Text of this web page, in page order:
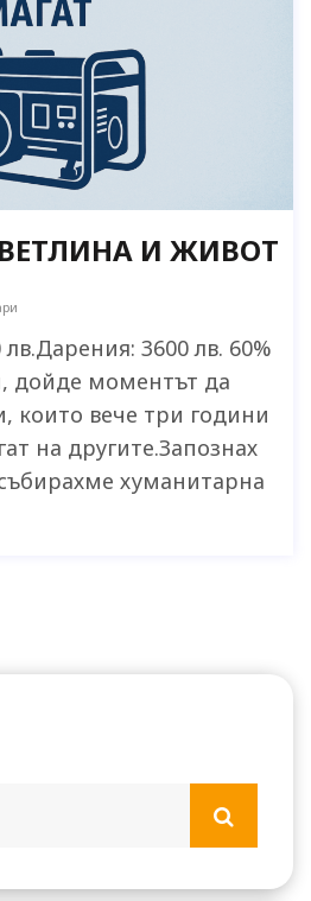
И ЖИВОТ
3600 лв. 60%
дойде моментът да
които вече три години
на другите.Запознах
хуманитарна